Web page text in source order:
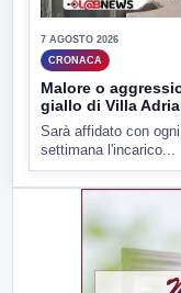
7 AGOSTO 2026
CRONACA
Malore o
giallo di Villa
Sarà affidato con
settimana l'incarico...